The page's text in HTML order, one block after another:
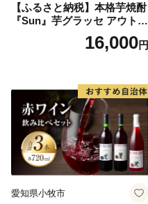
【ふるさと納税】本格芋焼酎
『Sun』芋グラッセ アウトド
ア ソロキャンプ ベランピン
グ 巣ごもり 就労支援16,000円
愛知県小牧市